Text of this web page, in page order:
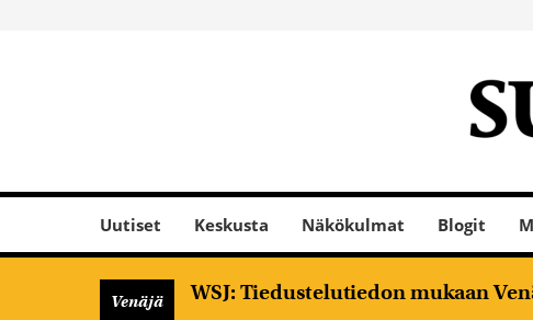
Uutiset Keskusta Näkökulmat Blogit
Venäjä WSJ: Tiedustelutiedon mukaan